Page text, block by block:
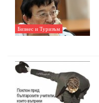
Бизнес и Туризъм